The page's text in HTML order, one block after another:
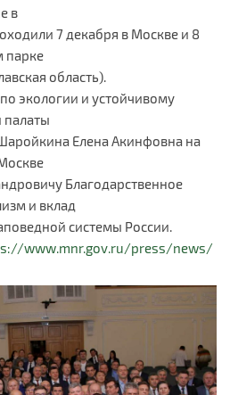
в
7 декабря в Москве и 8
парке
область).
экологии и устойчивому
палаты
Елена Акинфовна на
Благодарственное
и вклад
системы России.
www.mnr.gov.ru/press/news/